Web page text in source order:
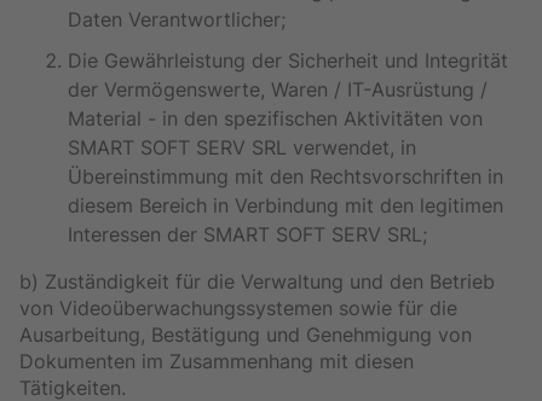
Daten Verantwortlicher;
Die Gewährleistung der Sicherheit und Integrität
der Vermögenswerte, Waren / IT-Ausrüstung /
Material - in den spezifischen Aktivitäten von
SMART SOFT SERV SRL verwendet, in
Übereinstimmung mit den Rechtsvorschriften in
diesem Bereich in Verbindung mit den legitimen
Interessen der SMART SOFT SERV SRL;
b) Zuständigkeit für die Verwaltung und den Betrieb
von Videoüberwachungssystemen sowie für die
Ausarbeitung, Bestätigung und Genehmigung von
Dokumenten im Zusammenhang mit diesen
Tätigkeiten.